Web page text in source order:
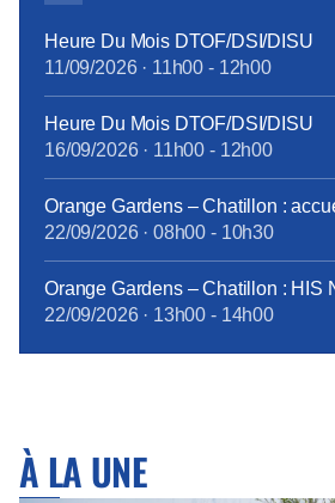
Heure Du Mois DTOF/DSI/DISU
11/09/2026· 11h00 - 12h00
Heure Du Mois DTOF/DSI/DISU
16/09/2026· 11h00 - 12h00
Orange Gardens – Chatillon :
22/09/2026· 08h00 - 10h30
Orange Gardens – Chatillon : HIS
22/09/2026· 13h00 - 14h00
À LA UNE